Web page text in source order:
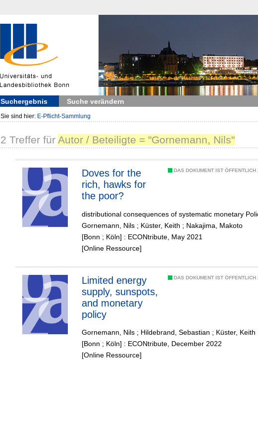
Suchergebnis Suche verändern
Sie sind hier: E-Pflicht-Sammlung
2 Treffer für Autor / Beteiligte = "Gornemann, Nils"
DAS DOKUMENT IST
Doves for the
rich, hawks for
the poor?
distributional consequences of systematic monetary
Gornemann, Nils ; Küster, Keith ; Nakajima, Makoto
[Bonn ; Köln] : ECONtribute, May 2021
[Online Ressource]
DAS DOKUMENT IST ÖFFENTLICH
Limited energy
supply, sunspots,
and monetary
policy
Gornemann, Nils ; Hildebrand, Sebastian ; Küster, Keith
[Bonn ; Köln] : ECONtribute, December 2022
[Online Ressource]